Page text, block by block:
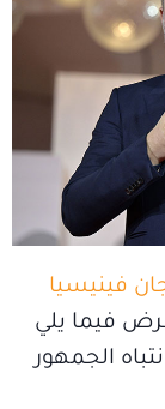
فينيسيا
فيما يلي
الجمهور